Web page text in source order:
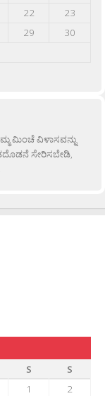
22
23
29
30
ಮಿಂಚೆ ವಿಳಾಸವನ್ನು
ಸೇರಿಸಬೇಡಿ,
S
S
1
2